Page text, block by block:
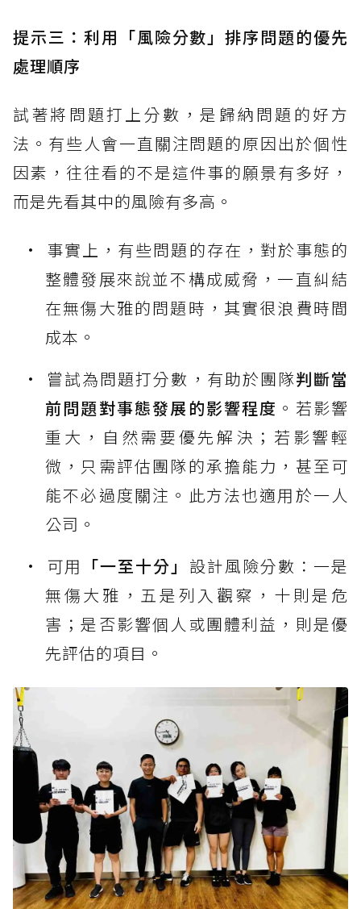
提示三：利用「風險分數」排序問題的優先
處理順序
試著將問題打上分數，是歸納問題的好方
法。有些人會一直關注問題的原因出於個性
因素，往往看的不是這件事的願景有多好，
而是先看其中的風險有多高。
事實上，有些問題的存在，對於事態的
整體發展來說並不構成威脅，一直糾結
在無傷大雅的問題時，其實很浪費時間
成本。
嘗試為問題打分數，有助於團隊判斷當
前問題對事態發展的影響程度 。若影響
重大，自然需要優先解決；若影響輕
微，只需評估團隊的承擔能力，甚至可
能不必過度關注。此方法也適用於一人
公司。
可用 「一至十分」 設計風險分數：一是
無傷大雅，五是列入觀察，十則是危
害；是否影響個人或團體利益，則是優
先評估的項目。